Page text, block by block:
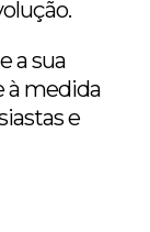
a sua
à medida
e